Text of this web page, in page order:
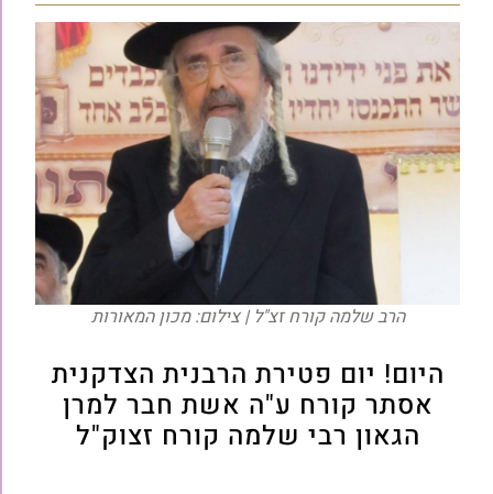
הרב שלמה קורח זצ"ל | צילום: מכון המאורות
היום! יום פטירת הרבנית הצדקנית
אסתר קורח ע"ה אשת חבר למרן
הגאון רבי שלמה קורח זצוק"ל